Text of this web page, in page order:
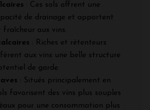
: Ces sols offrent une
de drainage et apportent
aux vins.
: Riches et rétenteurs
aux vins une belle structure
de garde.
: Situés principalement en
favorisent des vins plus souples
pour une consommation plus